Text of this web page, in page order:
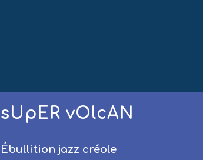
sUpER vOlcAN
Ébullition jazz créole